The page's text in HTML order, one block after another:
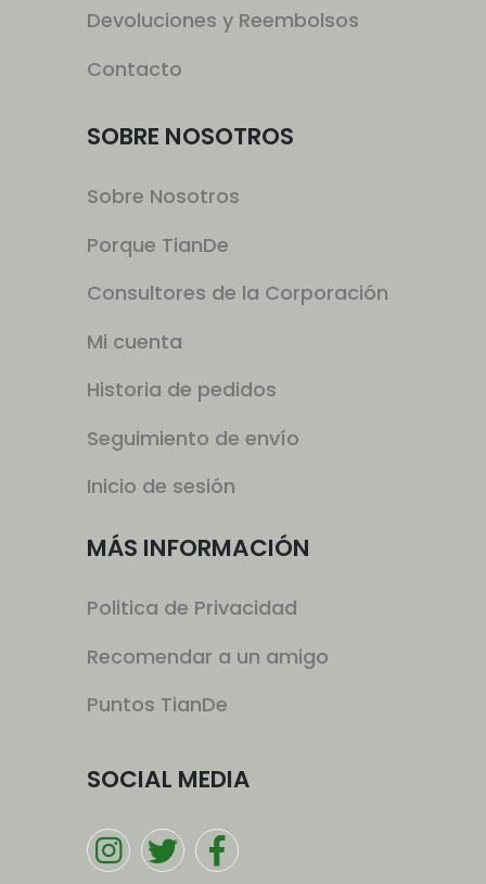
Devoluciones y Reembolsos
Contacto
SOBRE NOSOTROS
Sobre Nosotros
Porque TianDe
Consultores de la Corporación
Mi cuenta
Historia de pedidos
Seguimiento de envío
Inicio de sesión
MÁS INFORMACIÓN
Politica de Privacidad
Recomendar a un amigo
Puntos TianDe
SOCIAL MEDIA